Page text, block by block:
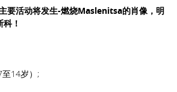
要活动将发生-燃烧Maslenitsa的肖像，明
！
14岁）;